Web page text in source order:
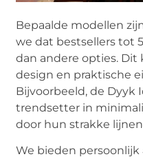
Bepaalde modellen
we dat bestsellers tot
dan andere opties.
design en praktische
Bijvoorbeeld, de Dyyk
trendsetter in
door hun strakke
We bieden persoonlijk